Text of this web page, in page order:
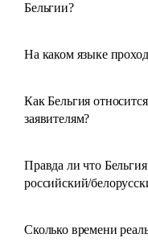
Бельгии?
На каком языке
Как Бельгия
заявителям?
Правда ли что
российский/
Сколько времени